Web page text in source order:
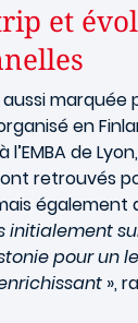
et
aussi
en
de
retrouvés
également
initialement
pour un
»,